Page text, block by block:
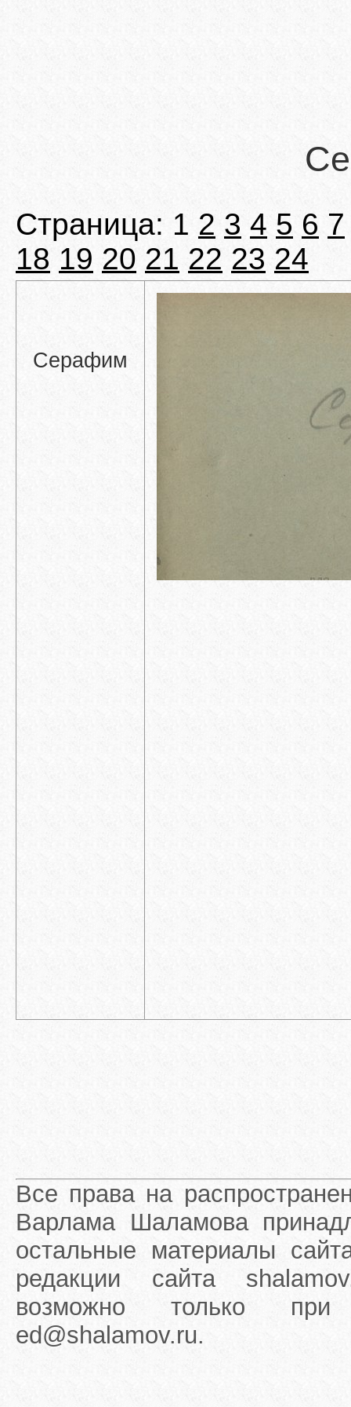
Страница: 1 2 3 4 5 6 7
18 19 20 21 22 23 24
Серафим
Все права на
Варлама Шаламова
остальные материалы
редакции сайта
возможно только при
ed@shalamov.ru.